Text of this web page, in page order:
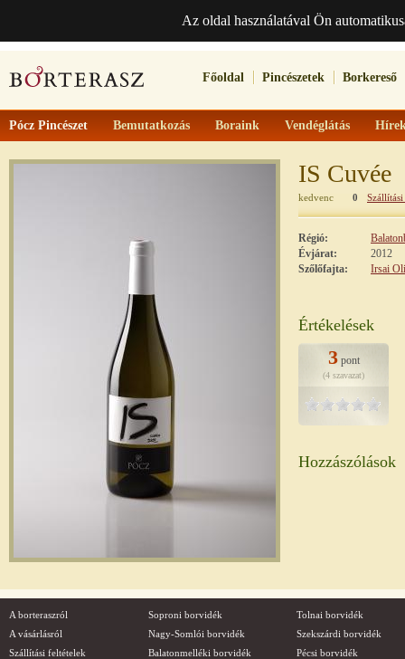
Az oldal használatával Ön
Főoldal Pincészetek Borkereső
Pócz Pincészet Bemutatkozás Boraink Vendéglátás
IS Cuvée
kedvenc 0
Régió:
Évjárat:
2012
Szőlőfajta:
Irsai
Értékelések
3pont
(4 szavazat)
Hozzászólások
A borteraszról
A vásárlásról
Szállítási feltételek
Soproni borvidék
Nagy-Somlói borvidék
Balatonmelléki borvidék
Tolnai borvidék
Szekszárdi borvidék
Pécsi borvidék